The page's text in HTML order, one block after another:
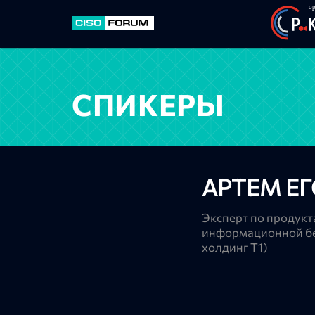
СПИКЕРЫ
АРТЕМ
Эксперт по
информационной
холдинг Т1)